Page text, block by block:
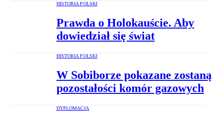
HISTORIA POLSKI
Prawda o Holokauście. Aby
dowiedział się świat
HISTORIA POLSKI
W Sobiborze pokazane zostaną
pozostałości komór gazowych
DYPLOMACJA